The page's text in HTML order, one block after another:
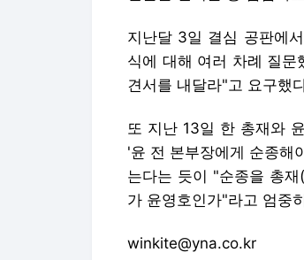
지난달 3일 결심 공판에
식에 대해 여러 차례 질
견서를 내달라"고 요구했
또 지난 13일 한 총재와
'윤 전 본부장에게 순종해
는다는 듯이 "순종을 총
가 윤영호인가"라고 엄중
winkite@yna.co.kr